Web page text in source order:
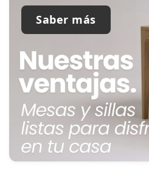
Saber más